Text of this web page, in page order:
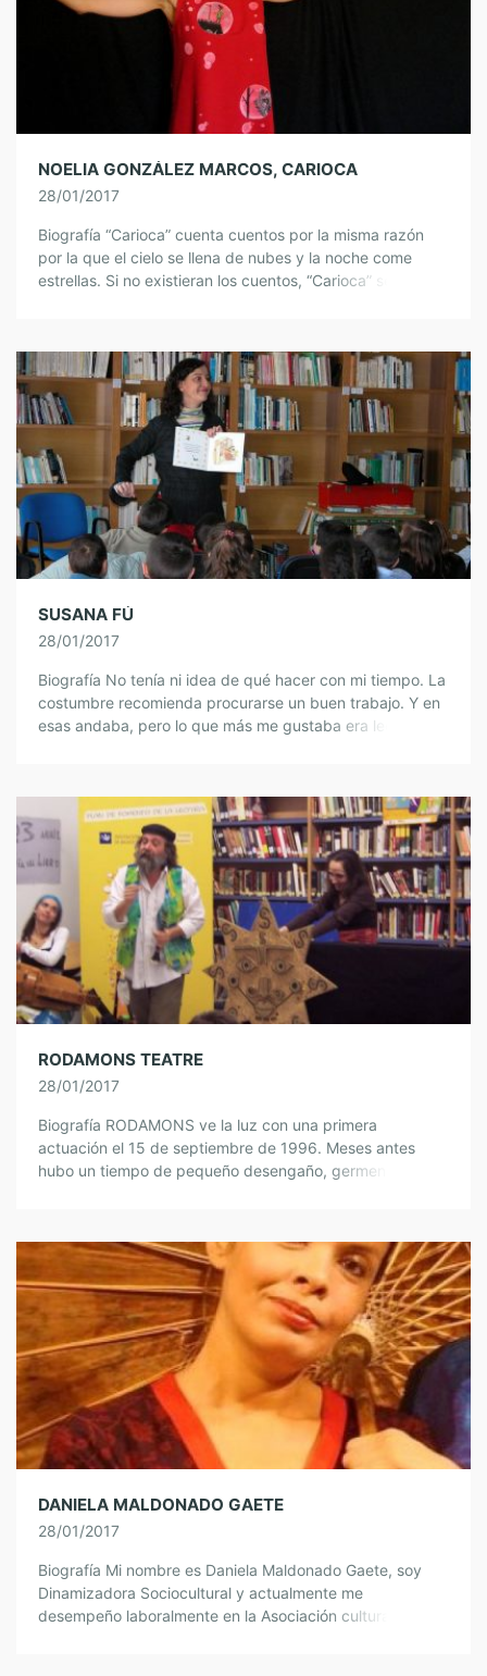
NOELIA GONZÁLEZ MARCOS, CARIOCA
28/01/2017
Biografía “Carioca” cuenta cuentos por la misma razón
por la que el cielo se llena de nubes y la noche come
estrellas. Si no existieran los cuentos, “Carioca” se pasaría
SUSANA FÚ
28/01/2017
Biografía No tenía ni idea de qué hacer con mi tiempo. La
costumbre recomienda procurarse un buen trabajo. Y en
esas andaba, pero lo que más me gustaba era leer… […]
RODAMONS TEATRE
28/01/2017
Biografía RODAMONS ve la luz con una primera
actuación el 15 de septiembre de 1996. Meses antes
hubo un tiempo de pequeño desengaño, germen de
DANIELA MALDONADO GAETE
28/01/2017
Biografía Mi nombre es Daniela Maldonado Gaete, soy
Dinamizadora Sociocultural y actualmente me
desempeño laboralmente en la Asociación cultural Tremn.